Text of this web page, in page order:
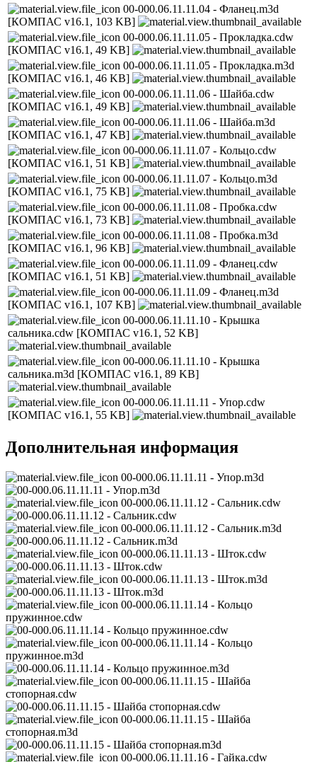
00-000.06.11.11.04 - Фланец.m3d
[КОМПАС v16.1, 103 KB]
00-000.06.11.11.05 - Прокладка.cdw
[КОМПАС v16.1, 49 KB]
00-000.06.11.11.05 - Прокладка.m3d
[КОМПАС v16.1, 46 KB]
00-000.06.11.11.06 - Шайба.cdw
[КОМПАС v16.1, 49 KB]
00-000.06.11.11.06 - Шайба.m3d
[КОМПАС v16.1, 47 KB]
00-000.06.11.11.07 - Кольцо.cdw
[КОМПАС v16.1, 51 KB]
00-000.06.11.11.07 - Кольцо.m3d
[КОМПАС v16.1, 75 KB]
00-000.06.11.11.08 - Пробка.cdw
[КОМПАС v16.1, 73 KB]
00-000.06.11.11.08 - Пробка.m3d
[КОМПАС v16.1, 96 KB]
00-000.06.11.11.09 - Фланец.cdw
[КОМПАС v16.1, 51 KB]
00-000.06.11.11.09 - Фланец.m3d
[КОМПАС v16.1, 107 KB]
00-000.06.11.11.10 - Крышка
сальника.cdw [КОМПАС v16.1, 52 KB]
00-000.06.11.11.10 - Крышка
сальника.m3d [КОМПАС v16.1, 89 KB]
00-000.06.11.11.11 - Упор.cdw
[КОМПАС v16.1, 55 KB]
Дополнительная информация
00-000.06.11.11.11 - Упор.m3d
00-000.06.11.11.12 - Сальник.cdw
00-000.06.11.11.12 - Сальник.m3d
00-000.06.11.11.13 - Шток.cdw
00-000.06.11.11.13 - Шток.m3d
00-000.06.11.11.14 - Кольцо
пружинное.cdw
00-000.06.11.11.14 - Кольцо
пружинное.m3d
00-000.06.11.11.15 - Шайба
стопорная.cdw
00-000.06.11.11.15 - Шайба
стопорная.m3d
00-000.06.11.11.16 - Гайка.cdw